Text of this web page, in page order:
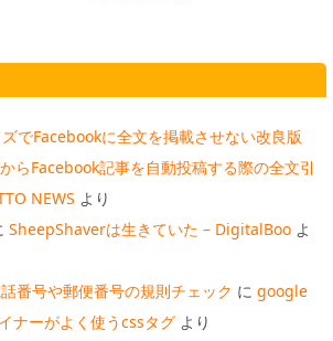
でFacebookに全文を掲載させない改良版
らFacebook記事を自動投稿する際の全文引
NEWS より
SheepShaverは生きていた – DigitalBoo よ
番号や郵便番号の規則チェック に google
ナーがよく使うcssタグ より